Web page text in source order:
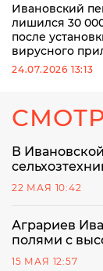
Ивановский
лишился 30
после
вирусного
24.07.2026 13:13
В
22 МАЯ 10:42
Аграриев
полями с
15 МАЯ 12:57